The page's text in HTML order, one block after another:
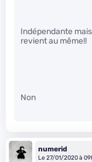
Indépendante
revient au même!!
Non
numerid
Le 27/01/2020 à